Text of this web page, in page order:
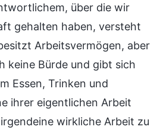
über die wir
gehalten haben, versteht
Arbeitsvermögen, aber
keine Bürde und gibt sich
Essen, Trinken und
ihrer eigentlichen Arbeit
wirkliche Arbeit zu